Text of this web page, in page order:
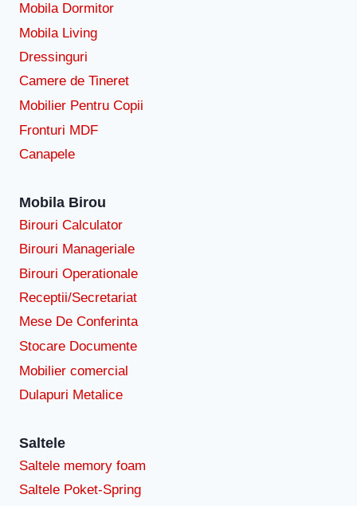
Mobila Dormitor
Mobila Living
Dressinguri
Camere de Tineret
Mobilier Pentru Copii
Fronturi MDF
Canapele
Mobila Birou
Birouri Calculator
Birouri Manageriale
Birouri Operationale
Receptii/Secretariat
Mese De Conferinta
Stocare Documente
Mobilier comercial
Dulapuri Metalice
Saltele
Saltele memory foam
Saltele Poket-Spring